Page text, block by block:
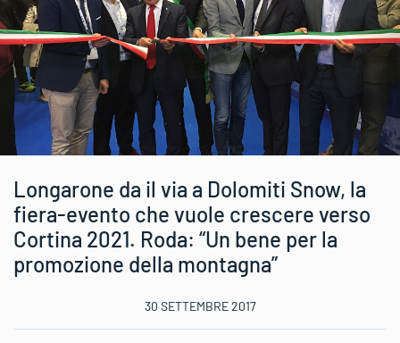
Longarone da il via a Dolomiti Snow, la
fiera-evento che vuole crescere verso
Cortina 2021. Roda: “Un bene per la
promozione della montagna”
30 SETTEMBRE 2017